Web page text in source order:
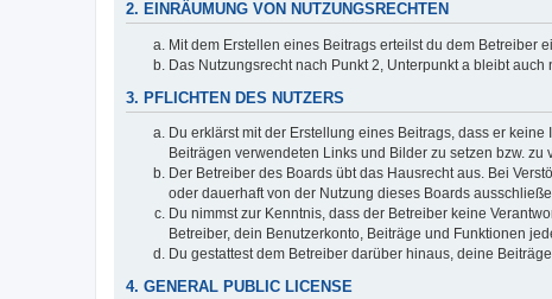
2. EINRÄUMUNG VON NUTZUNGSRECHTEN
Mit dem Erstellen eines Beitrags erteilst du dem Betreiber
Das Nutzungsrecht nach Punkt 2, Unterpunkt a bleibt
3. PFLICHTEN DES NUTZERS
Du erklärst mit der Erstellung eines Beitrags, dass er
Beiträgen verwendeten Links und Bilder zu setzen bzw. zu
Der Betreiber des Boards übt das Hausrecht aus. Bei
oder dauerhaft von der Nutzung dieses Boards
Du nimmst zur Kenntnis, dass der Betreiber keine
Betreiber, dein Benutzerkonto, Beiträge und Funktionen
Du gestattest dem Betreiber darüber hinaus, deine
4. GENERAL PUBLIC LICENSE